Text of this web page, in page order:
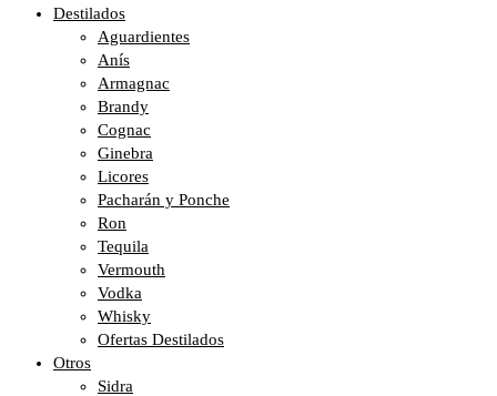
Destilados
Aguardientes
Anís
Armagnac
Brandy
Cognac
Ginebra
Licores
Pacharán y Ponche
Ron
Tequila
Vermouth
Vodka
Whisky
Ofertas Destilados
Otros
Sidra